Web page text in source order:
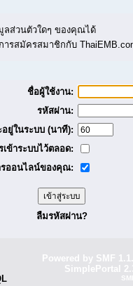
ลส่วนตัวใดๆ ของคุณได้
ารสมัครสมาชิกกับ
ชื่อผู้ใช้งาน:
รหัสผ่าน:
อยู่ในระบบ (นาที):
เข้าระบบไว้ตลอด:
รออนไลน์ของคุณ:
ลืมรหัสผ่าน?
Powered by SMF
SimplePortal